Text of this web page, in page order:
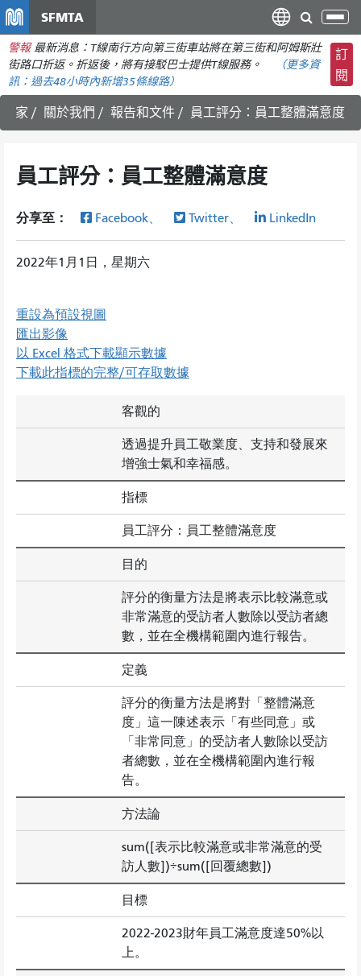
主
要
容
SFMTA
切
換
導
航
警報 最新消息：T線南行方向第三街車站將在第三街和阿姆斯壯
街路口折返。折返後，將有接駁巴士提供T線服務。
（更多資
訊： 過去48小時內新增35條線路）
訂
閱
家 關於我們 報告和文件 員工評分：員工整體滿意度
員工評分：員工整體滿意度
分享至： Facebook、 Twitter、 LinkedIn
2022年1月1日，星期六
重設為預設視圖
匯出影像
以 Excel 格式下載顯示數據
下載此指標的完整/可存取數據
客觀的
透過提升員工敬業度、支持和發展來
增強士氣和幸福感。
指標
員工評分：員工整體滿意度
目的
評分的衡量方法是將表示比較滿意或
非常滿意的受訪者人數除以受訪者總
數，並在全機構範圍內進行報告。
定義
評分的衡量方法是將對「整體滿意
度」這一陳述表示「有些同意」或
「非常同意」的受訪者人數除以受訪
者總數，並在全機構範圍內進行報
告。
方法論
sum([表示比較滿意或非常滿意的受
訪人數])÷sum([回覆總數])
目標
2022-2023財年員工滿意度達50%以
上。